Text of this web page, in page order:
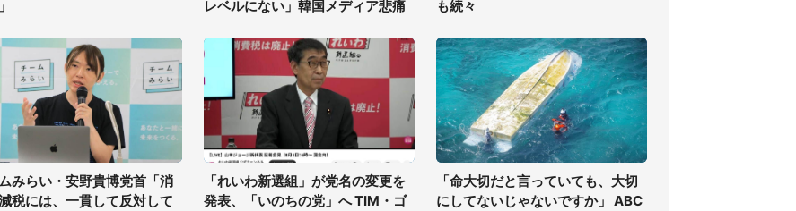
レベルにない」韓国メディア悲痛
も続々
みらい・安野貴博党首「消
税には、一貫して反対して
「れいわ新選組」が党名の変更を
発表、「いのちの党」へ TIM・ゴ
「命大切だと言っていても、大切
にしてないじゃないですか」 ABC